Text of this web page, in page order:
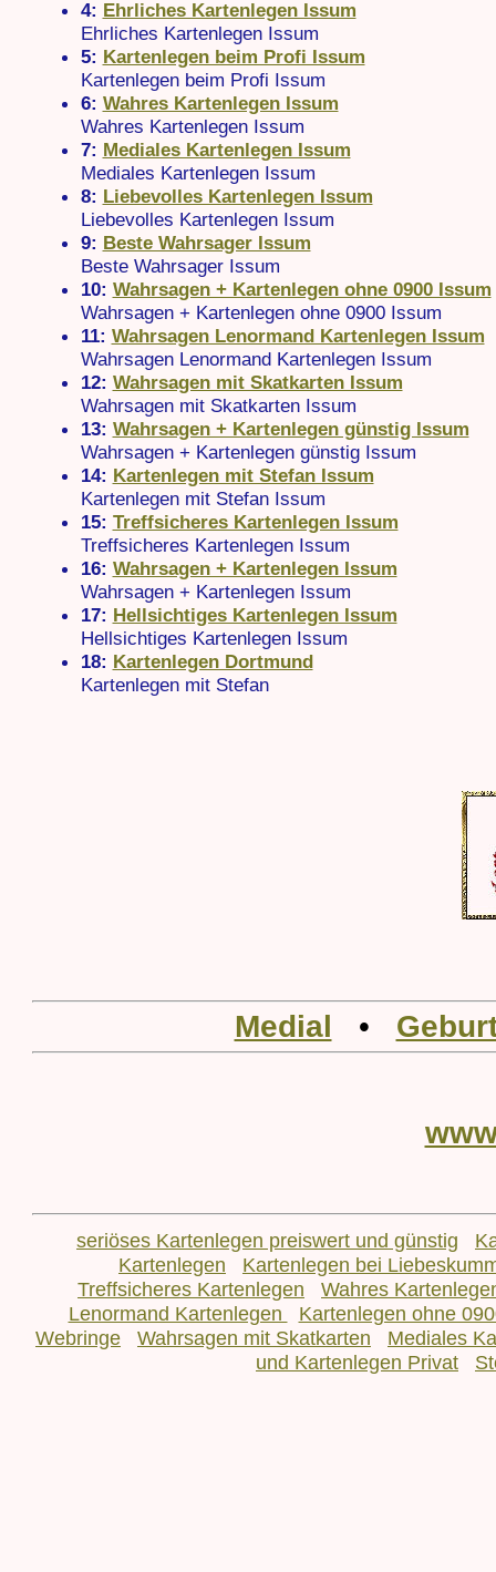
4: Ehrliches Kartenlegen Issum
Ehrliches Kartenlegen Issum
5: Kartenlegen beim Profi Issum
Kartenlegen beim Profi Issum
6: Wahres Kartenlegen Issum
Wahres Kartenlegen Issum
7: Mediales Kartenlegen Issum
Mediales Kartenlegen Issum
8: Liebevolles Kartenlegen Issum
Liebevolles Kartenlegen Issum
9: Beste Wahrsager Issum
Beste Wahrsager Issum
10: Wahrsagen + Kartenlegen ohne 0900 Issum
Wahrsagen + Kartenlegen ohne 0900 Issum
11: Wahrsagen Lenormand Kartenlegen Issum
Wahrsagen Lenormand Kartenlegen Issum
12: Wahrsagen mit Skatkarten Issum
Wahrsagen mit Skatkarten Issum
13: Wahrsagen + Kartenlegen günstig Issum
Wahrsagen + Kartenlegen günstig Issum
14: Kartenlegen mit Stefan Issum
Kartenlegen mit Stefan Issum
15: Treffsicheres Kartenlegen Issum
Treffsicheres Kartenlegen Issum
16: Wahrsagen + Kartenlegen Issum
Wahrsagen + Kartenlegen Issum
17: Hellsichtiges Kartenlegen Issum
Hellsichtiges Kartenlegen Issum
18: Kartenlegen Dortmund
Kartenlegen mit Stefan
Medial •
seriöses Kartenlegen preiswert und günstig
Kartenlegen
Kartenlegen bei
Treffsicheres Kartenlegen
Wahres
Lenormand Kartenlegen
Kartenlegen ohne
Webringe
Wahrsagen mit Skatkarten
Mediales
und Kartenlegen Privat